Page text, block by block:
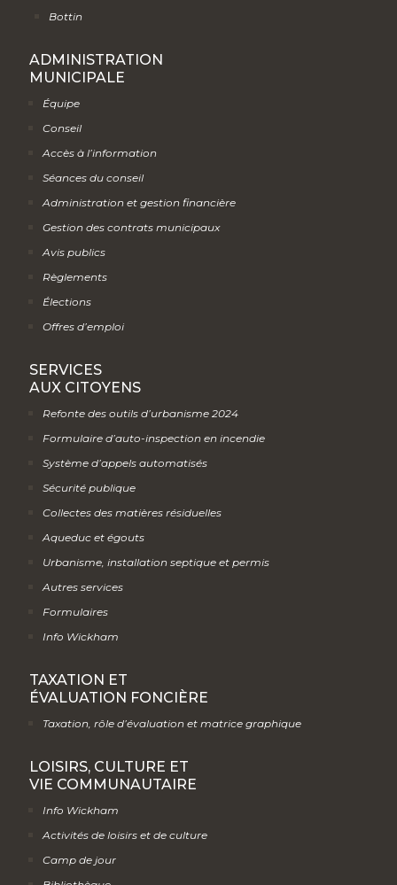
Bottin
ADMINISTRATION
MUNICIPALE
Équipe
Conseil
Accès à l’information
Séances du conseil
Administration et gestion financière
Gestion des contrats municipaux
Avis publics
Règlements
Élections
Offres d’emploi
SERVICES
AUX CITOYENS
Refonte des outils d’urbanisme 2024
Formulaire d’auto-inspection en incendie
Système d’appels automatisés
Sécurité publique
Collectes des matières résiduelles
Aqueduc et égouts
Urbanisme, installation septique et permis
Autres services
Formulaires
Info Wickham
TAXATION ET
ÉVALUATION FONCIÈRE
Taxation, rôle d’évaluation et matrice graphique
LOISIRS, CULTURE ET
VIE COMMUNAUTAIRE
Info Wickham
Activités de loisirs et de culture
Camp de jour